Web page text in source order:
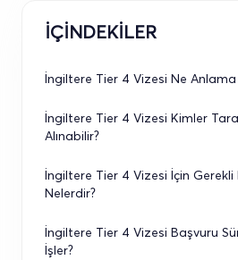
İÇİNDEKİLER
İngiltere Tier 4 Vizesi Ne Anlama
İngiltere Tier 4 Vizesi Kimler
Alınabilir?
İngiltere Tier 4 Vizesi İçin Gerekli
Nelerdir?
İngiltere Tier 4 Vizesi Başvuru
İşler?